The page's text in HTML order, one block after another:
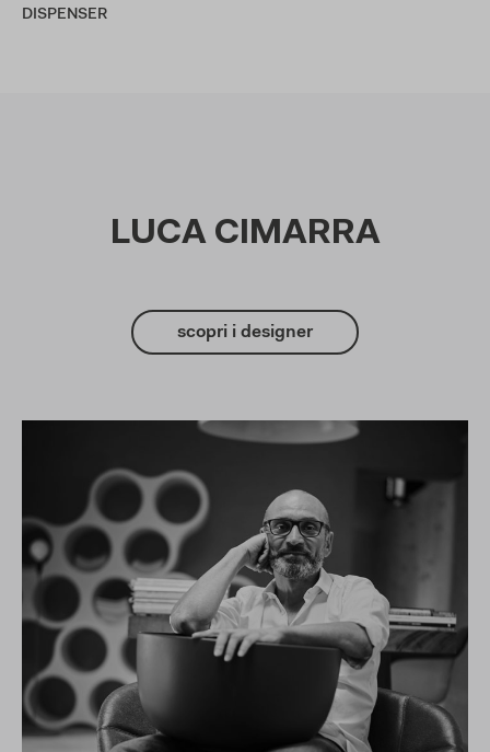
DISPENSER
LUCA CIMARRA
scopri i designer